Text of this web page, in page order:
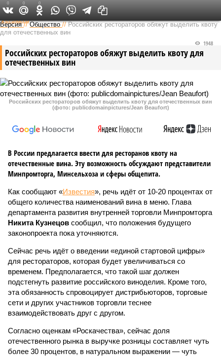
Федеральный выпуск
Версия //Общество //Российских рестораторов обяжут выделить квоту
для отечественных вин
Российских рестораторов обяжут выделить квоту для
отечественных вин
1948
Российских рестораторов обяжут выделить квоту для отечественных вин
(фото: publicdomainpictures/Jean Beaufort)
В России предлагается ввести для ресторанов квоту на
отечественные вина. Эту возможность обсуждают представители
Минпромторга, Минсельхоза и сферы общепита.
Как сообщают «Известия», речь идёт от 10-20 процентах от
общего количества наименований вина в меню. Глава
департамента развития внутренней торговли Минпромторга
Никита Кузнецов сообщил, что положения будущего
законопроекта пока уточняются.
Сейчас речь идёт о введении «единой стартовой цифры»
для рестораторов, которая будет увеличиваться со
временем. Предполагается, что такой шаг должен
подстегнуть развитие российского виноделия. Кроме того,
эта обязанность спровоцирует дистрибьюторов, торговые
сети и других участников торговли теснее
взаимодействовать друг с другом.
Согласно оценкам «Роскачества», сейчас доля
отечественного рынка в выручке розницы составляет чуть
более 30 процентов, в натуральном выражении — чуть
0 0 0